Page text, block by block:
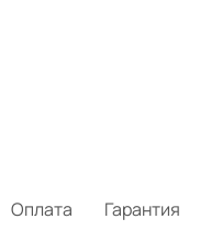
Оплата Гарантия